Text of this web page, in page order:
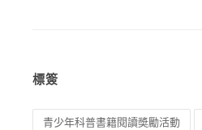
標簽
青少年科普書籍閱讀奬勵活動